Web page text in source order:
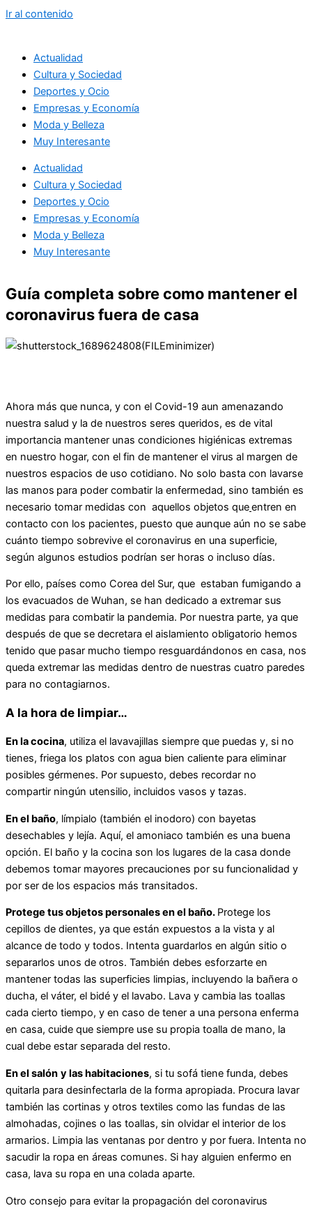
Ir al contenido
Actualidad
Cultura y Sociedad
Deportes y Ocio
Empresas y Economía
Moda y Belleza
Muy Interesante
Actualidad
Cultura y Sociedad
Deportes y Ocio
Empresas y Economía
Moda y Belleza
Muy Interesante
Guía completa sobre como mantener el
coronavirus fuera de casa
Ahora más que nunca, y con el Covid-19 aun amenazando
nuestra salud y la de nuestros seres queridos, es de vital
importancia mantener unas condiciones higiénicas extremas
en nuestro hogar, con el fin de mantener el virus al margen de
nuestros espacios de uso cotidiano. No solo basta con lavarse
las manos para poder combatir la enfermedad, sino también es
necesario tomar medidas con aquellos objetos queentren en
contacto con los pacientes, puesto que aunque aún no se sabe
cuánto tiempo sobrevive el coronavirus en una superficie,
según algunos estudios podrían ser horas o incluso días.
Por ello, países como Corea del Sur, que estaban fumigando a
los evacuados de Wuhan, se han dedicado a extremar sus
medidas para combatir la pandemia. Por nuestra parte, ya que
después de que se decretara el aislamiento obligatorio hemos
tenido que pasar mucho tiempo resguardándonos en casa, nos
queda extremar las medidas dentro de nuestras cuatro paredes
para no contagiarnos.
A la hora de limpiar…
En la cocina, utiliza el lavavajillas siempre que puedas y, si no
tienes, friega los platos con agua bien caliente para eliminar
posibles gérmenes. Por supuesto, debes recordar no
compartir ningún utensilio, incluidos vasos y tazas.
En el baño, límpialo (también el inodoro) con bayetas
desechables y lejía. Aquí, el amoniaco también es una buena
opción. El baño y la cocina son los lugares de la casa donde
debemos tomar mayores precauciones por su funcionalidad y
por ser de los espacios más transitados.
Protege tus objetos personales en el baño. Protege los
cepillos de dientes, ya que están expuestos a la vista y al
alcance de todo y todos. Intenta guardarlos en algún sitio o
separarlos unos de otros. También debes esforzarte en
mantener todas las superficies limpias, incluyendo la bañera o
ducha, el váter, el bidé y el lavabo. Lava y cambia las toallas
cada cierto tiempo, y en caso de tener a una persona enferma
en casa, cuide que siempre use su propia toalla de mano, la
cual debe estar separada del resto.
En el salón y las habitaciones, si tu sofá tiene funda, debes
quitarla para desinfectarla de la forma apropiada. Procura lavar
también las cortinas y otros textiles como las fundas de las
almohadas, cojines o las toallas, sin olvidar el interior de los
armarios. Limpia las ventanas por dentro y por fuera. Intenta no
sacudir la ropa en áreas comunes. Si hay alguien enfermo en
casa, lava su ropa en una colada aparte.
Otro consejo para evitar la propagación del coronavirus